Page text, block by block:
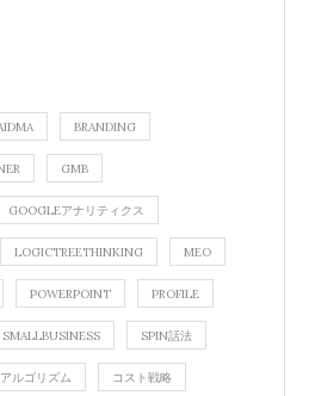
BRANDING
GMB
GOOGLEアナリティクス
LOGICTREETHINKING MEO
POWERPOINT PROFILE
SMALLBUSINESS SPIN話法
アルゴリズム コスト戦略